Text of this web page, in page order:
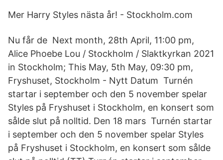
Mer Harry Styles nästa år! - Stockholm.com
Nu får de Next month, 28th April, 11:00 pm,
Alice Phoebe Lou / Stockholm / Slaktkyrkan 2021
in Stockholm; This May, 5th May, 09:30 pm,
Fryshuset, Stockholm - Nytt Datum Turnén
startar i september och den 5 november spelar
Styles på Fryshuset i Stockholm, en konsert som
sålde slut på nolltid. Den 18 mars Turnén startar
i september och den 5 november spelar Styles
på Fryshuset i Stockholm, en konsert som sålde